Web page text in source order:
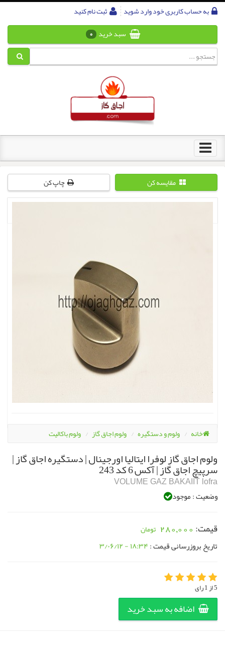
به حساب کاربری خود وارد شوید
ثبت نام کنید
سبد خرید
0
Toggle
navigation
مقایسه کن
چاپ کن
خانه ولوم و دستگیره ولوم اجاق گاز ولوم باکالیت
ولوم اجاق گاز لوفرا ایتالیا اورجینال | دستگیره اجاق گاز |
سرپیچ اجاق گاز | آکس 6 کد 243
VOLUME GAZ BAKAIIT lofra
وضعیت : موجود
قیمت: 280,000
تاریخ بروزرسانی قیمت :۱۸:۳۴ - ۳/۰۶/۱۲
5 از 1 رای
اضافه به سبد خرید